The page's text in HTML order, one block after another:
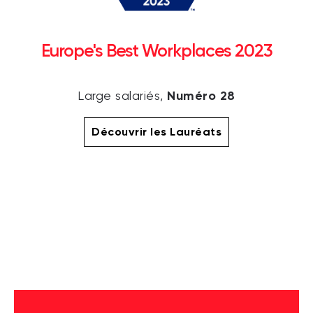
Europe's Best Workplaces 2023
Large salariés, Numéro 28
Découvrir les Lauréats